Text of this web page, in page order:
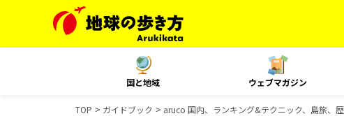
国と地域 ウェブマガジン
TOP ガイドブック aruco 国内、ランキング&テクニック、島旅、